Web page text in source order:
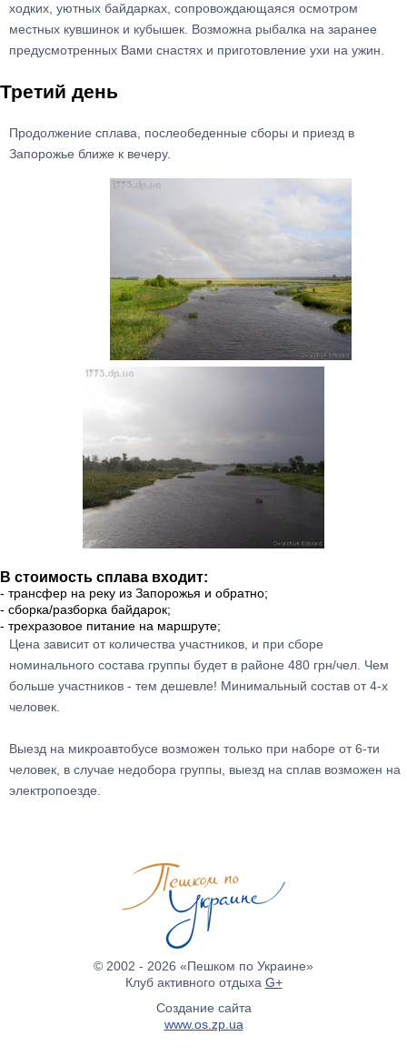
ходких, уютных байдарках, сопровождающаяся осмотром
местных кувшинок и кубышек. Возможна рыбалка на заранее
предусмотренных Вами снастях и приготовление ухи на ужин.
Третий день
Продолжение сплава, послеобеденные сборы и приезд в
Запорожье ближе к вечеру.
В стоимость сплава входит:
- трансфер на реку из Запорожья и обратно;
- сборка/разборка байдарок;
- трехразовое питание на маршруте;
Цена зависит от количества участников, и при сборе
номинального состава группы будет в районе 480 грн/чел. Чем
больше участников - тем дешевле! Минимальный состав от 4-х
человек.
Выезд на микроавтобусе возможен только при наборе от 6-ти
человек, в случае недобора группы, выезд на сплав возможен на
электропоезде.
© 2002 - 2026 «Пешком по Украине»
Клуб активного отдыха G+
Создание сайта
www.os.zp.ua